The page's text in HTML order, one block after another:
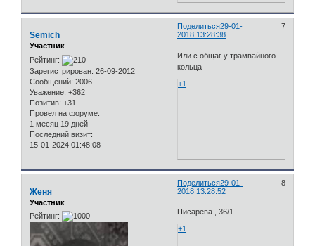
Поделиться 7
29-01-
2018 13:28:38
Semich
Участник
Рейтинг:
Зарегистрирован: 26-09-2012
Сообщений: 2006
Уважение: +362
Позитив: +31
Провел на форуме:
1 месяц 19 дней
Последний визит:
15-01-2024 01:48:08
Или с общаг у трамвайного
кольца
+1
Поделиться 8
29-01-
2018 13:28:52
Женя
Участник
Рейтинг:
Писарева , 36/1
+1